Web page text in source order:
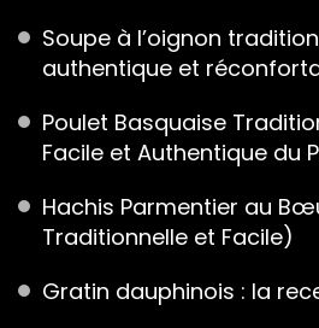
Soupe à l’oignon
authentique et
Poulet Basquaise
Facile et Authentique du
Hachis Parmentier au
Traditionnelle et Facile)
Gratin dauphinois : la